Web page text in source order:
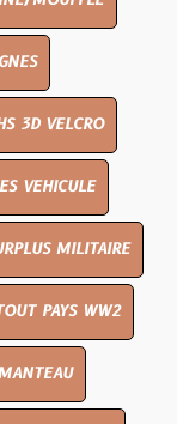
3D VELCRO
VEHICULE
MILITAIRE
PAYS WW2